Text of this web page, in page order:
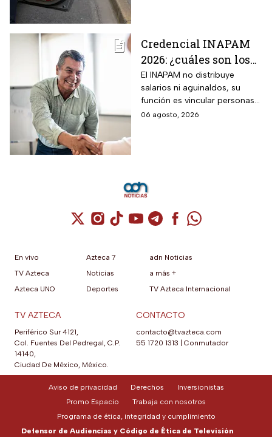
del Reglamento de Tránsito
estatal mexiquense.
Credencial INAPAM
2026: ¿cuáles son los
requisitos para
tramitarla gratis y
cómo acceder a un
empleo de $9,582 al
El INAPAM no distribuye
salarios ni aguinaldos, su
función es vincular personas
con ofertas laborales, quienes
06 agosto, 2026
Cuenta de X / Twitter (se abre en una
Cuenta de Instagram (se abre en una
Cuenta de TikTok (se abre en
Cuenta de YouTube (se abre
Cuenta de Telegram (se
Cuenta de
Cuenta de
En vivo
TV Azteca
Azteca UNO
Azteca 7
Noticias
Deportes
adn Noticias
a más +
TV Azteca Internacional
TV AZTECA
Periférico Sur 4121,
Col. Fuentes Del Pedregal, C.P.
14140,
Ciudad De México, México.
CONTACTO
contacto@tvazteca.com
55 1720 1313
Conmutador
Aviso de privacidad Derechos
Inversionistas
Promo Espacio
Trabaja con nosotros
Programa de ética, integridad y cumplimiento
Defensor de Audiencias y Código de Ética de Televisión